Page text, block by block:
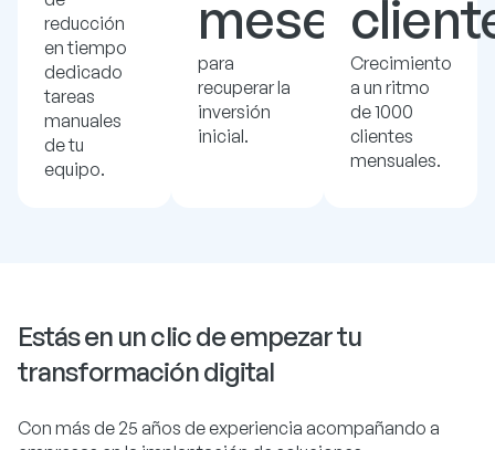
reducción
en tiempo
dedicado
tareas
manuales
de tu
equipo.
meses
para
recuperar la
inversión
inicial.
Crecimiento
a un ritmo
de 1000
clientes
mensuales.
Estás en un clic de empezar tu
transformación digital
Con más de 25 años de experiencia acompañando a